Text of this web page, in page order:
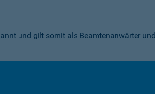
und gilt somit als Beamtenanwärter